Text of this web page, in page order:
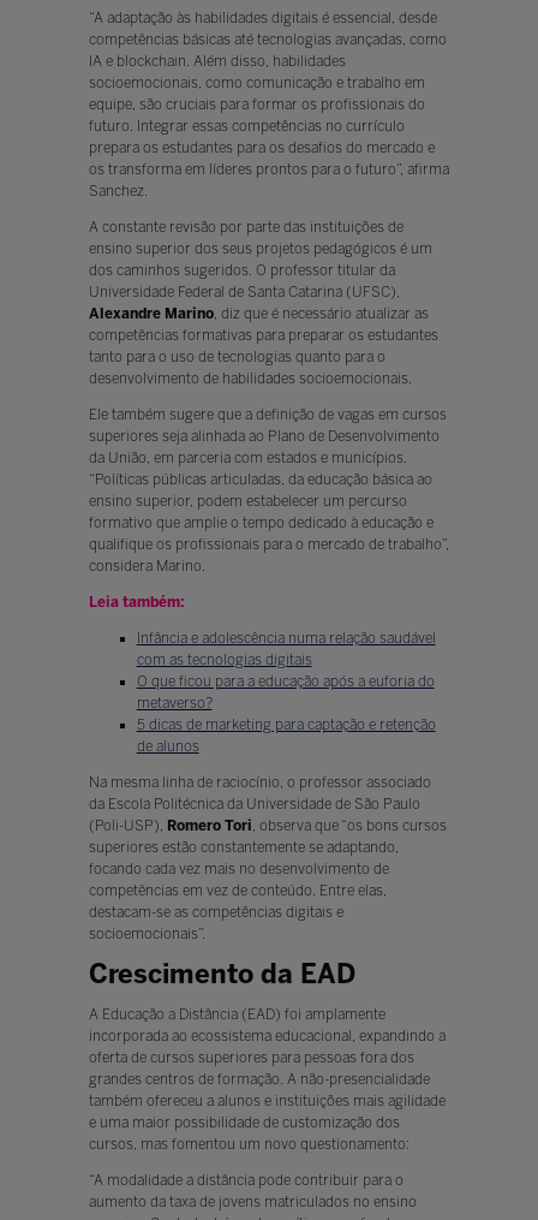
“A adaptação às habilidades digitais é essencial, desde
competências básicas até tecnologias avançadas, como
IA e blockchain. Além disso, habilidades
socioemocionais, como comunicação e trabalho em
equipe, são cruciais para formar os profissionais do
futuro. Integrar essas competências no currículo
prepara os estudantes para os desafios do mercado e
os transforma em líderes prontos para o futuro”, afirma
Sanchez.
A constante revisão por parte das instituições de
ensino superior dos seus projetos pedagógicos é um
dos caminhos sugeridos. O professor titular da
Universidade Federal de Santa Catarina (UFSC),
Alexandre Marino, diz que é necessário atualizar as
competências formativas para preparar os estudantes
tanto para o uso de tecnologias quanto para o
desenvolvimento de habilidades socioemocionais.
Ele também sugere que a definição de vagas em cursos
superiores seja alinhada ao Plano de Desenvolvimento
da União, em parceria com estados e municípios.
“Políticas públicas articuladas, da educação básica ao
ensino superior, podem estabelecer um percurso
formativo que amplie o tempo dedicado à educação e
qualifique os profissionais para o mercado de trabalho”,
considera Marino.
Leia também:
Infância e adolescência numa relação saudável
com as tecnologias digitais
O que ficou para a educação após a euforia do
metaverso?
5 dicas de marketing para captação e retenção
de alunos
Na mesma linha de raciocínio, o professor associado
da Escola Politécnica da Universidade de São Paulo
(Poli-USP), Romero Tori , observa que “os bons cursos
superiores estão constantemente se adaptando,
focando cada vez mais no desenvolvimento de
competências em vez de conteúdo. Entre elas,
destacam-se as competências digitais e
socioemocionais”.
Crescimento da EAD
A Educação a Distância (EAD) foi amplamente
incorporada ao ecossistema educacional, expandindo a
oferta de cursos superiores para pessoas fora dos
grandes centros de formação. A não-presencialidade
também ofereceu a alunos e instituições mais agilidade
e uma maior possibilidade de customização dos
cursos, mas fomentou um novo questionamento:
“A modalidade a distância pode contribuir para o
aumento da taxa de jovens matriculados no ensino